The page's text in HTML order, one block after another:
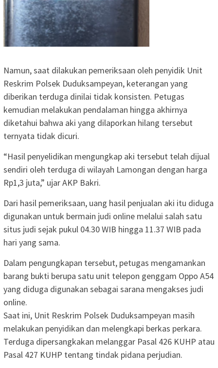
Namun, saat dilakukan pemeriksaan oleh penyidik Unit
Reskrim Polsek Duduksampeyan, keterangan yang
diberikan terduga dinilai tidak konsisten. Petugas
kemudian melakukan pendalaman hingga akhirnya
diketahui bahwa aki yang dilaporkan hilang tersebut
ternyata tidak dicuri.
“Hasil penyelidikan mengungkap aki tersebut telah dijual
sendiri oleh terduga di wilayah Lamongan dengan harga
Rp1,3 juta,” ujar AKP Bakri.
Dari hasil pemeriksaan, uang hasil penjualan aki itu diduga
digunakan untuk bermain judi online melalui salah satu
situs judi sejak pukul 04.30 WIB hingga 11.37 WIB pada
hari yang sama.
Dalam pengungkapan tersebut, petugas mengamankan
barang bukti berupa satu unit telepon genggam Oppo A54
yang diduga digunakan sebagai sarana mengakses judi
online.
Saat ini, Unit Reskrim Polsek Duduksampeyan masih
melakukan penyidikan dan melengkapi berkas perkara.
Terduga dipersangkakan melanggar Pasal 426 KUHP atau
Pasal 427 KUHP tentang tindak pidana perjudian.